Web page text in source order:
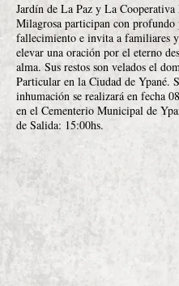
Jardín de La Paz y La Cooperativa
Milagrosa participan con profundo
fallecimiento e invita a familiares
elevar una oración por el eterno
alma. Sus restos son velados el
Particular en la Ciudad de Ypané.
inhumación se realizará en fecha
en el Cementerio Municipal de
de Salida: 15:00hs.